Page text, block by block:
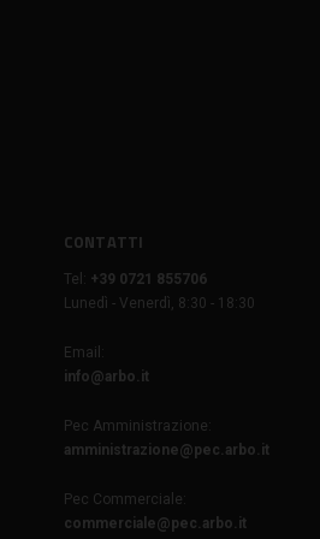
CONTATTI
Tel:
+39 0721 855706
Lunedì - Venerdì, 8:30 - 18:30
Email:
info@arbo.it
Pec Amministrazione:
amministrazione@pec.arbo.it
Pec Commerciale:
commerciale@pec.arbo.it